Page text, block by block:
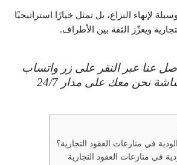
لإنهاء النزاع، بل تمثل خيارًا استراتيجيًا
ويعزّز الثقة بين الأطراف.
عنا عبر النقر على زر واتساب
نحن معك على مدار 24/7
في منازعات العقود التجارية؟
في منازعات العقود التجارية